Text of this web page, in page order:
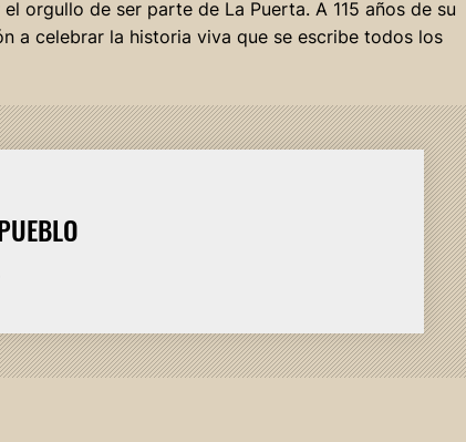
orgullo de ser parte de La Puerta. A 115 años de su
a celebrar la historia viva que se escribe todos los